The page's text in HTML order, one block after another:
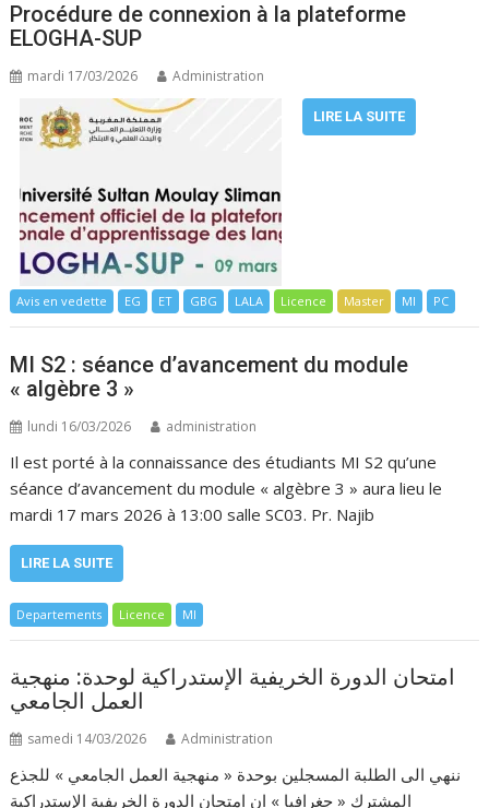
Procédure de connexion à la plateforme
ELOGHA-SUP
mardi 17/03/2026 Administration
LIRE LA SUITE
Avis en vedette EG ET GBG LALA Licence Master MI PC
MI S2 : séance d’avancement du module
« algèbre 3 »
lundi 16/03/2026 administration
Il est porté à la connaissance des étudiants MI S2 qu’une
séance d’avancement du module « algèbre 3 » aura lieu le
mardi 17 mars 2026 à 13:00 salle SC03. Pr. Najib
LIRE LA SUITE
Departements Licence MI
امتحان الدورة الخريفية الإستدراكية لوحدة: منهجية
العمل الجامعي
samedi 14/03/2026 Administration
ننهي الى الطلبة المسجلين بوحدة « منهجية العمل الجامعي » للجذع
المشترك « جغرافيا » ان امتحان الدورة الخريفية الإستدراكية